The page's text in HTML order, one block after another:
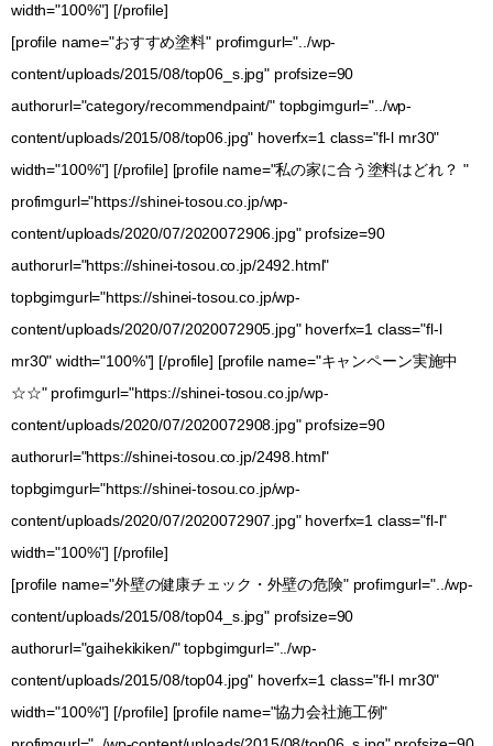
width="100%"] [/profile]
[profile name="おすすめ塗料" profimgurl="../wp-
content/uploads/2015/08/top06_s.jpg" profsize=90
authorurl="category/recommendpaint/" topbgimgurl="../wp-
content/uploads/2015/08/top06.jpg" hoverfx=1 class="fl-l mr30"
width="100%"] [/profile] [profile name="私の家に合う塗料はどれ？ "
profimgurl="https://shinei-tosou.co.jp/wp-
content/uploads/2020/07/2020072906.jpg" profsize=90
authorurl="https://shinei-tosou.co.jp/2492.html"
topbgimgurl="https://shinei-tosou.co.jp/wp-
content/uploads/2020/07/2020072905.jpg" hoverfx=1 class="fl-l
mr30" width="100%"] [/profile] [profile name="キャンペーン実施中
☆☆" profimgurl="https://shinei-tosou.co.jp/wp-
content/uploads/2020/07/2020072908.jpg" profsize=90
authorurl="https://shinei-tosou.co.jp/2498.html"
topbgimgurl="https://shinei-tosou.co.jp/wp-
content/uploads/2020/07/2020072907.jpg" hoverfx=1 class="fl-l"
width="100%"] [/profile]
[profile name="外壁の健康チェック・外壁の危険" profimgurl="../wp-
content/uploads/2015/08/top04_s.jpg" profsize=90
authorurl="gaihekikiken/" topbgimgurl="../wp-
content/uploads/2015/08/top04.jpg" hoverfx=1 class="fl-l mr30"
width="100%"] [/profile] [profile name="協力会社施工例"